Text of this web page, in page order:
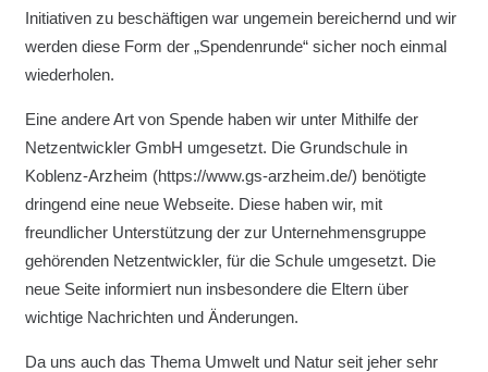
Initiativen zu beschäftigen war ungemein bereichernd und wir
werden diese Form der „Spendenrunde“ sicher noch einmal
wiederholen.
Eine andere Art von Spende haben wir unter Mithilfe der
Netzentwickler GmbH umgesetzt. Die Grundschule in
Koblenz-Arzheim (https://www.gs-arzheim.de/) benötigte
dringend eine neue Webseite. Diese haben wir, mit
freundlicher Unterstützung der zur Unternehmensgruppe
gehörenden Netzentwickler, für die Schule umgesetzt. Die
neue Seite informiert nun insbesondere die Eltern über
wichtige Nachrichten und Änderungen.
Da uns auch das Thema Umwelt und Natur seit jeher sehr